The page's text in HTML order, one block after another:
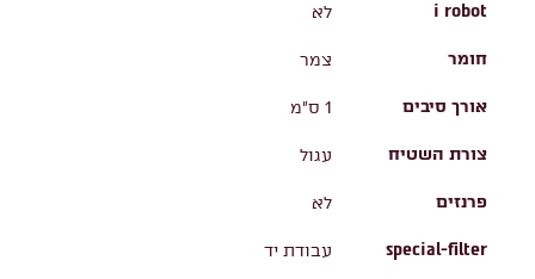
i robot לא
חומר צמר
אורך סיבים 1 ס"מ
צורת השטיח עגול
פרנזים לא
special-filter עבודת יד